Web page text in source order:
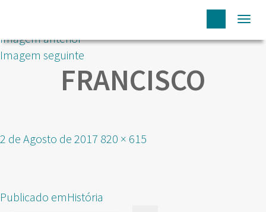
Imagem anterior
Imagem seguinte
FRANCISCO
Publicado
2 de Agosto de 2017 Tamanho
820 × 615
NAVEGAÇÃO
Publicado emHistória